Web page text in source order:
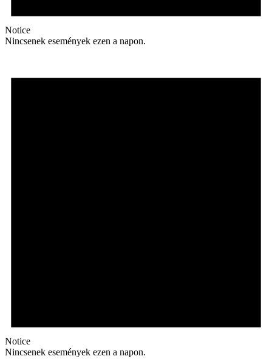
Notice
Nincsenek események ezen a napon.
Notice
Nincsenek események ezen a napon.